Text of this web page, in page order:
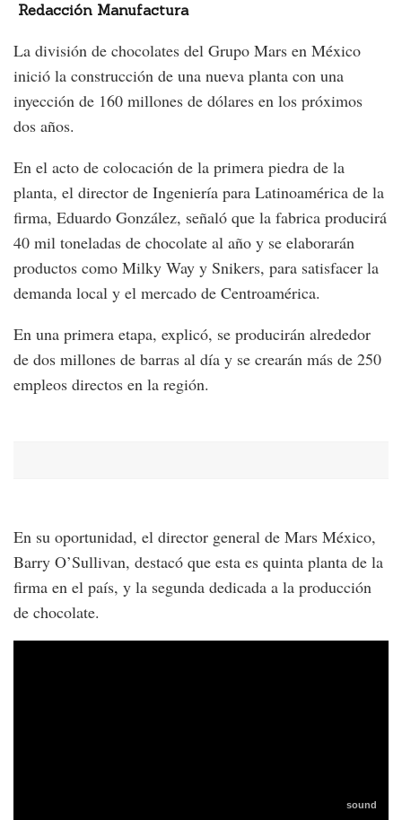
Redacción Manufactura
La división de chocolates del Grupo Mars en México
inició la construcción de una nueva planta con una
inyección de 160 millones de dólares en los próximos
dos años.
En el acto de colocación de la primera piedra de la
planta, el director de Ingeniería para Latinoamérica de la
firma, Eduardo González, señaló que la fabrica producirá
40 mil toneladas de chocolate al año y se elaborarán
productos como Milky Way y Snikers, para satisfacer la
demanda local y el mercado de Centroamérica.
En una primera etapa, explicó, se producirán alrededor
de dos millones de barras al día y se crearán más de 250
empleos directos en la región.
En su oportunidad, el director general de Mars México,
Barry O’Sullivan, destacó que esta es quinta planta de la
firma en el país, y la segunda dedicada a la producción
de chocolate.